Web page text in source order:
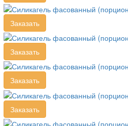
Заказать
Заказать
Заказать
Заказать